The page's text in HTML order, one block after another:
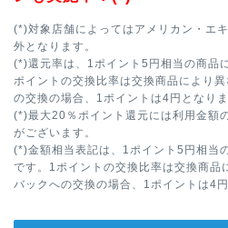
(*)対象店舗によってはアメリカン・エ
外となります。
(*)還元率は、1ポイント5円相当の商品
ポイントの交換比率は交換商品により
の交換の場合、1ポイントは4円となりま
(*)最大20％ポイント還元には利用金額
がございます。
(*)金額相当表記は、1ポイント5円相当
です。1ポイントの交換比率は交換商品
バックへの交換の場合、1ポイントは4円